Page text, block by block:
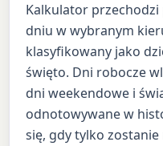
Kalkulator
dniu w wybranym
klasyfikowany jako
święto. Dni robocze
dni weekendowe i
odnotowywane w
się, gdy tylko